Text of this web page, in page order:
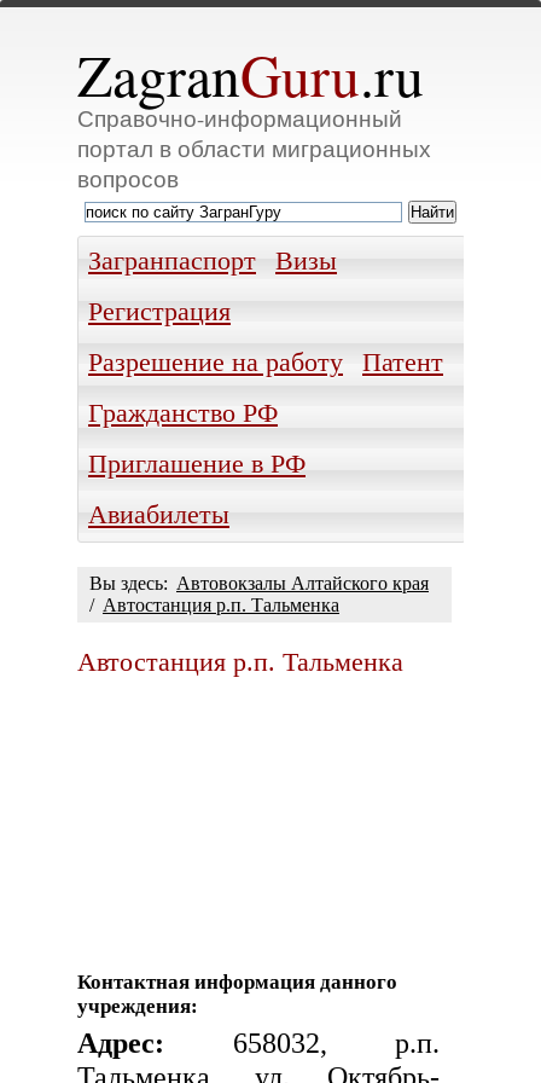
ZagranGuru.ru
Справочно-информационный
портал в области миграционных
вопросов
Загранпаспорт
Визы
Регистрация
Разрешение на работу
Патент
Гражданство РФ
Приглашение в РФ
Авиабилеты
Вы здесь: Автовокзалы Алтайского края
/ Автостанция р.п. Тальменка
Автостанция р.п. Тальменка
Контактная информация данного
учреждения:
Адрес: 658032, р.п.
Тальменка, ул. Октябрь-